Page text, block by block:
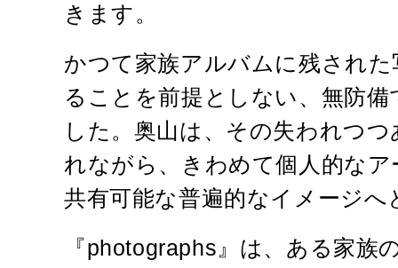
きます。
かつて家族アルバムに残され
ることを前提としない、無防
した。奥山は、その失われつ
れながら、きわめて個人的な
共有可能な普遍的なイメージ
『photographs』は、ある家族